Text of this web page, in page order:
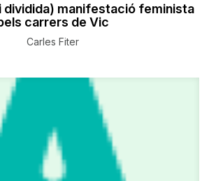
dividida) manifestació feminista
carrers de Vic
Carles Fiter